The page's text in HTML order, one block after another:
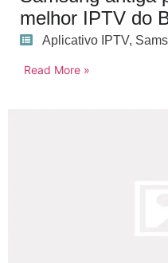
melhor IPTV do
Aplicativo IPTV,
Read More »